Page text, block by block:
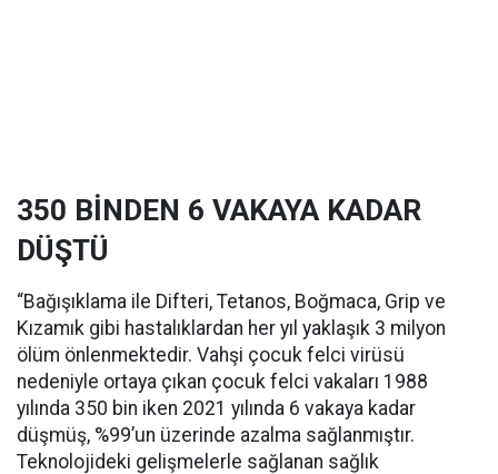
350 BİNDEN 6 VAKAYA KADAR
DÜŞTÜ
“Bağışıklama ile Difteri, Tetanos, Boğmaca, Grip ve
Kızamık gibi hastalıklardan her yıl yaklaşık 3 milyon
ölüm önlenmektedir. Vahşi çocuk felci virüsü
nedeniyle ortaya çıkan çocuk felci vakaları 1988
yılında 350 bin iken 2021 yılında 6 vakaya kadar
düşmüş, %99’un üzerinde azalma sağlanmıştır.
Teknolojideki gelişmelerle sağlanan sağlık